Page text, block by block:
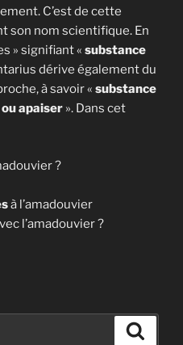
C’est de cette
son nom scientifique. En
» signifiant « substance
dérive également du
à savoir « substance
apaiser ». Dans cet
?
à l’amadouvier
l’amadouvier ?
»